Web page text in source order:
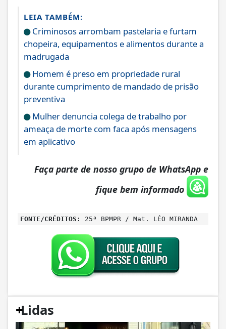
LEIA TAMBÉM:
Criminosos arrombam pastelaria e furtam
chopeira, equipamentos e alimentos durante a
madrugada
Homem é preso em propriedade rural
durante cumprimento de mandado de prisão
preventiva
Mulher denuncia colega de trabalho por
ameaça de morte com faca após mensagens
em aplicativo
Faça parte de nosso grupo de WhatsApp e
fique bem informado
FONTE/CRÉDITOS: 25ª BPMPR / Mat. LÉO MIRANDA
+
Lidas